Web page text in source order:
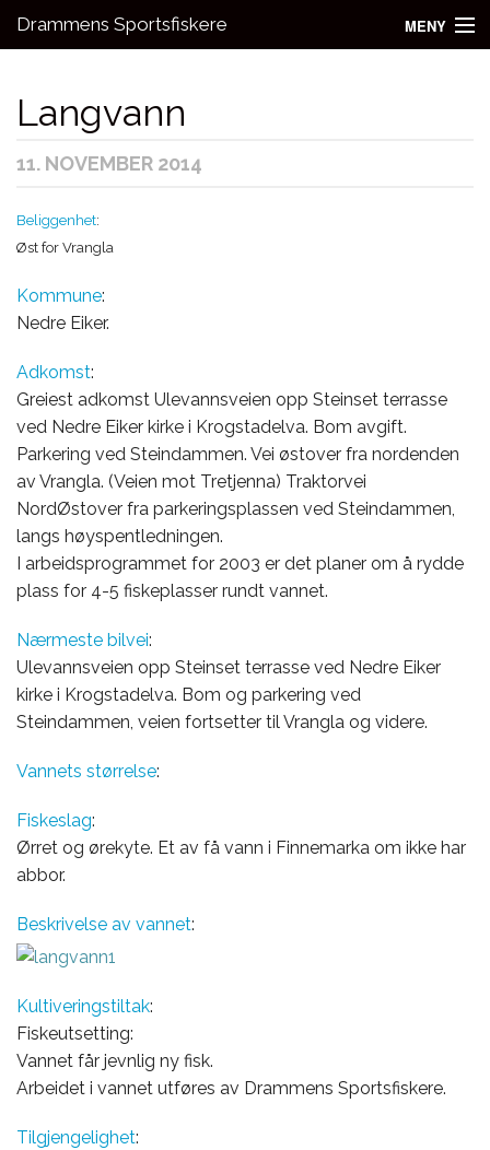
Drammens Sportsfiskere MENY
Aktivitetsgrupper
Utleie
Bli medlem!
Kontakt oss
Langvann
11. NOVEMBER 2014
Beliggenhet:
Øst for Vrangla
Kommune:
Nedre Eiker.
Adkomst:
Greiest adkomst Ulevannsveien opp Steinset terrasse
ved Nedre Eiker kirke i Krogstadelva. Bom avgift.
Parkering ved Steindammen. Vei østover fra nordenden
av Vrangla. (Veien mot Tretjenna) Traktorvei
NordØstover fra parkeringsplassen ved Steindammen,
langs høyspentledningen.
I arbeidsprogrammet for 2003 er det planer om å rydde
plass for 4-5 fiskeplasser rundt vannet.
Nærmeste bilvei:
Ulevannsveien opp Steinset terrasse ved Nedre Eiker
kirke i Krogstadelva. Bom og parkering ved
Steindammen, veien fortsetter til Vrangla og videre.
Vannets størrelse:
Fiskeslag:
Ørret og ørekyte. Et av få vann i Finnemarka om ikke har
abbor.
Beskrivelse av vannet:
Kultiveringstiltak:
Fiskeutsetting:
Vannet får jevnlig ny fisk.
Arbeidet i vannet utføres av Drammens Sportsfiskere.
Tilgjengelighet: